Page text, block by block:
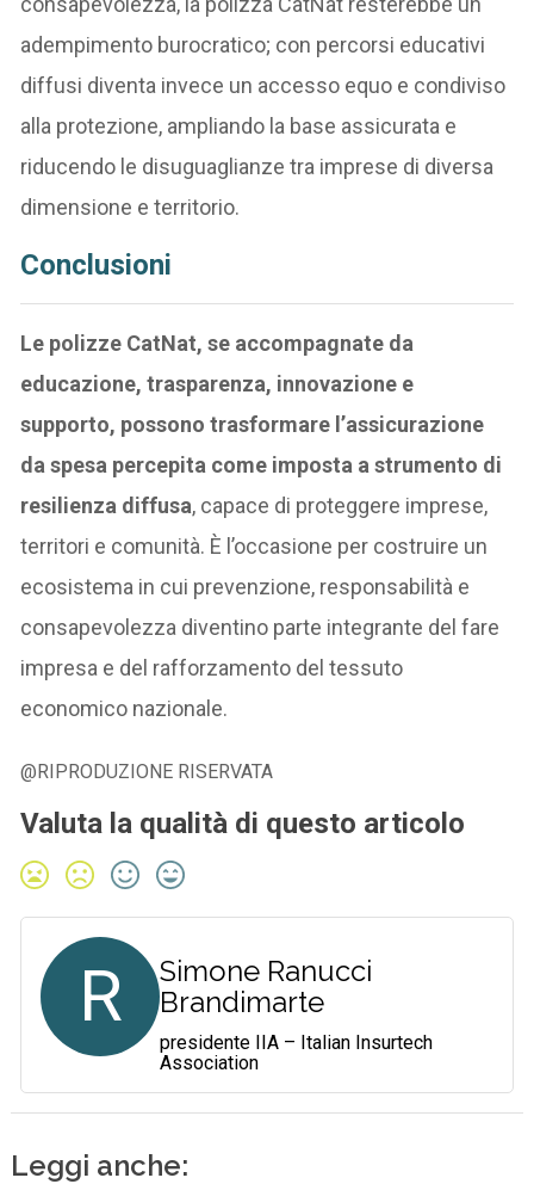
adempimento burocratico; con percorsi educativi
diffusi diventa invece un accesso equo e condiviso
alla protezione, ampliando la base assicurata e
riducendo le disuguaglianze tra imprese di diversa
dimensione e territorio.
Conclusioni
Le polizze CatNat, se accompagnate da
educazione, trasparenza, innovazione e
supporto, possono trasformare l’assicurazione
da spesa percepita come imposta a strumento di
resilienza diffusa, capace di proteggere imprese,
territori e comunità. È l’occasione per costruire un
ecosistema in cui prevenzione, responsabilità e
consapevolezza diventino parte integrante del fare
impresa e del rafforzamento del tessuto
economico nazionale.
@RIPRODUZIONE RISERVATA
Valuta la qualità di questo articolo
R
Simone Ranucci
Brandimarte
presidente IIA – Italian Insurtech
Association
Leggi anche: